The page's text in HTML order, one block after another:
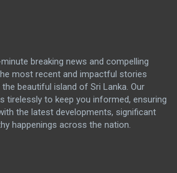
breaking news and compelling
most recent and impactful stories
beautiful island of Sri Lanka. Our
tirelessly to keep you informed, ensuring
the latest developments, significant
happenings across the nation.